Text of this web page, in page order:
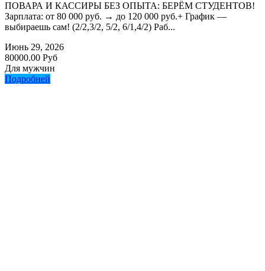
ПОВАРА И КАССИРЫ БЕЗ ОПЫТА: БЕРЁМ СТУДЕНТОВ!
Зарплата: от 80 000 руб. → до 120 000 руб.+ График —
выбираешь сам! (2/2,3/2, 5/2, 6/1,4/2) Раб...
Июнь 29, 2026
80000.00 Руб
Для мужчин
Подробней